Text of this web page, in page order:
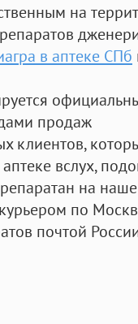
на
в аптеке СПб
продаж
клиентов,
вслух,
на
по
почтой